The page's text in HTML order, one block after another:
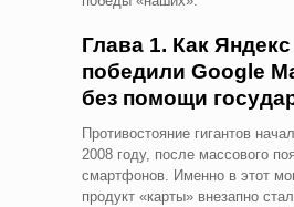
Глава 1. Как
победили Google
без помощи
Противостояние гигантов
2008 году, после массового
смартфонов. Именно в этот
продукт «карты» внезапно